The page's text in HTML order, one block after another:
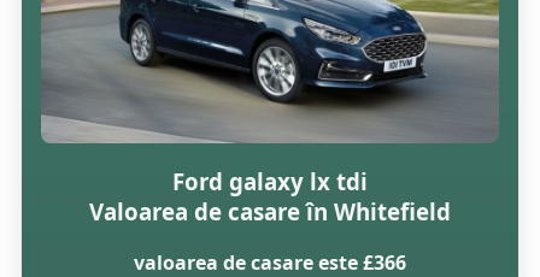
Ford galaxy lx tdi
Valoarea de casare în Whitefield
valoarea de casare este £366